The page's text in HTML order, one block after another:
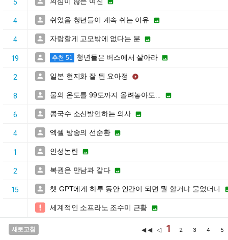
5
4  쉬었음 청년들이 계속 쉬는 이유 
4  자랑할게 고모밖에 없다는 분 
19  추천 51 청년들은 버스에서 살아라 
2  일본 현지화 잘 된 요아정 
8  물의 온도를 99도까지 올려놓아도... 
6  콩국수 소신발언하는 의사 
4  엑셀 방송의 선순환 
1  인성논란 
2  복권은 만남과 같다 
15  챗 GPT에게 하루 동안 인간이 되면 뭘 할거냐 물었더니
 세계적인 소프라노 조수미 근황 
새로고침 ◀◀ ◁ 1 2 3 4